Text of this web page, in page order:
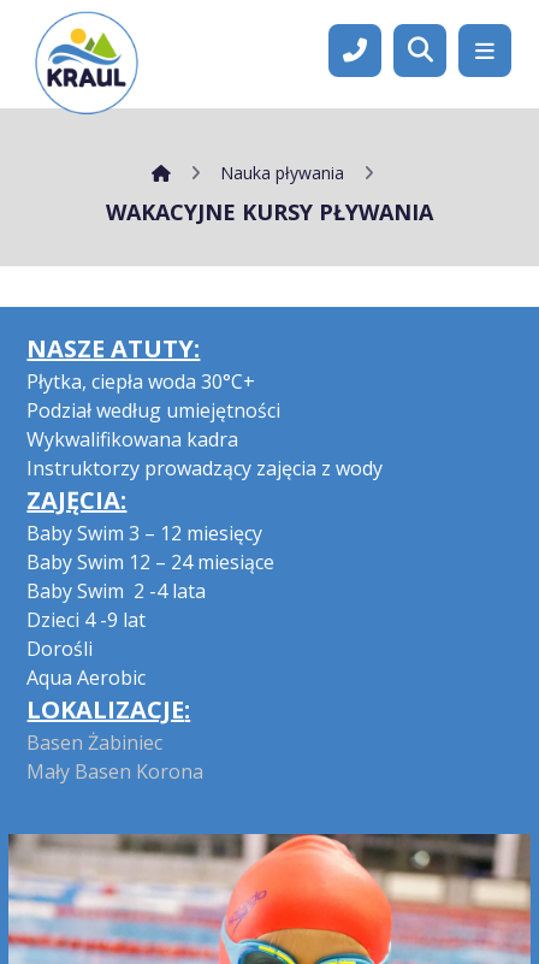
Nauka pływania
WAKACYJNE KURSY PŁYWANIA
NASZE ATUTY:
Płytka, ciepła woda30°C+
Podział według umiejętności
Wykwalifikowana kadra
Instruktorzy prowadzący zajęcia z wody
ZAJĘCIA:
Baby Swim 3 – 12 miesięcy
Baby Swim 12 – 24 miesiące
Baby Swim 2 -4 lata
Dzieci 4 -9 lat
Dorośli
Aqua Aerobic
LOKALIZACJE:
Basen Żabiniec
Mały Basen Korona